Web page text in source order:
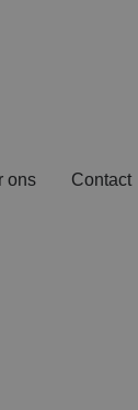
ons Contact